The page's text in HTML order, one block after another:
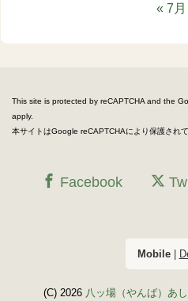
« 7月
This site is protected by reCAPTCHA and the
apply.
本サイトはGoogle reCAPTCHAにより保護され
Facebook
Mobile|
(C) 2026 八ッ場（やんば）あ